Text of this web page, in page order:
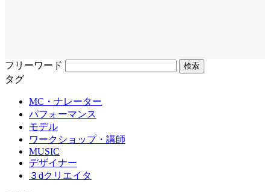
フリーワード
タグ
MC・ナレーター
パフォーマンス
モデル
ワークショップ・講師
MUSIC
デザイナー
３dクリエイタ